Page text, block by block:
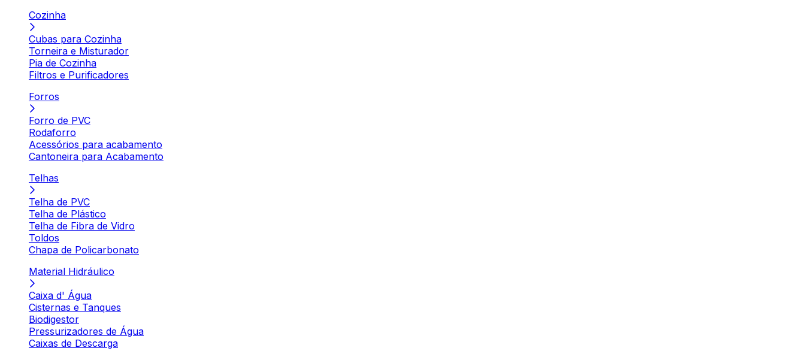
Cozinha
Cubas para Cozinha
Torneira e Misturador
Pia de Cozinha
Filtros e Purificadores
Forros
Forro de PVC
Rodaforro
Acessórios para acabamento
Cantoneira para Acabamento
Telhas
Telha de PVC
Telha de Plástico
Telha de Fibra de Vidro
Toldos
Chapa de Policarbonato
Material Hidráulico
Caixa d' Água
Cisternas e Tanques
Biodigestor
Pressurizadores de Água
Caixas de Descarga